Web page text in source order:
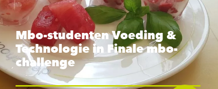
Mbo-studenten Voeding &
Technologie in Finale mbo-
challenge